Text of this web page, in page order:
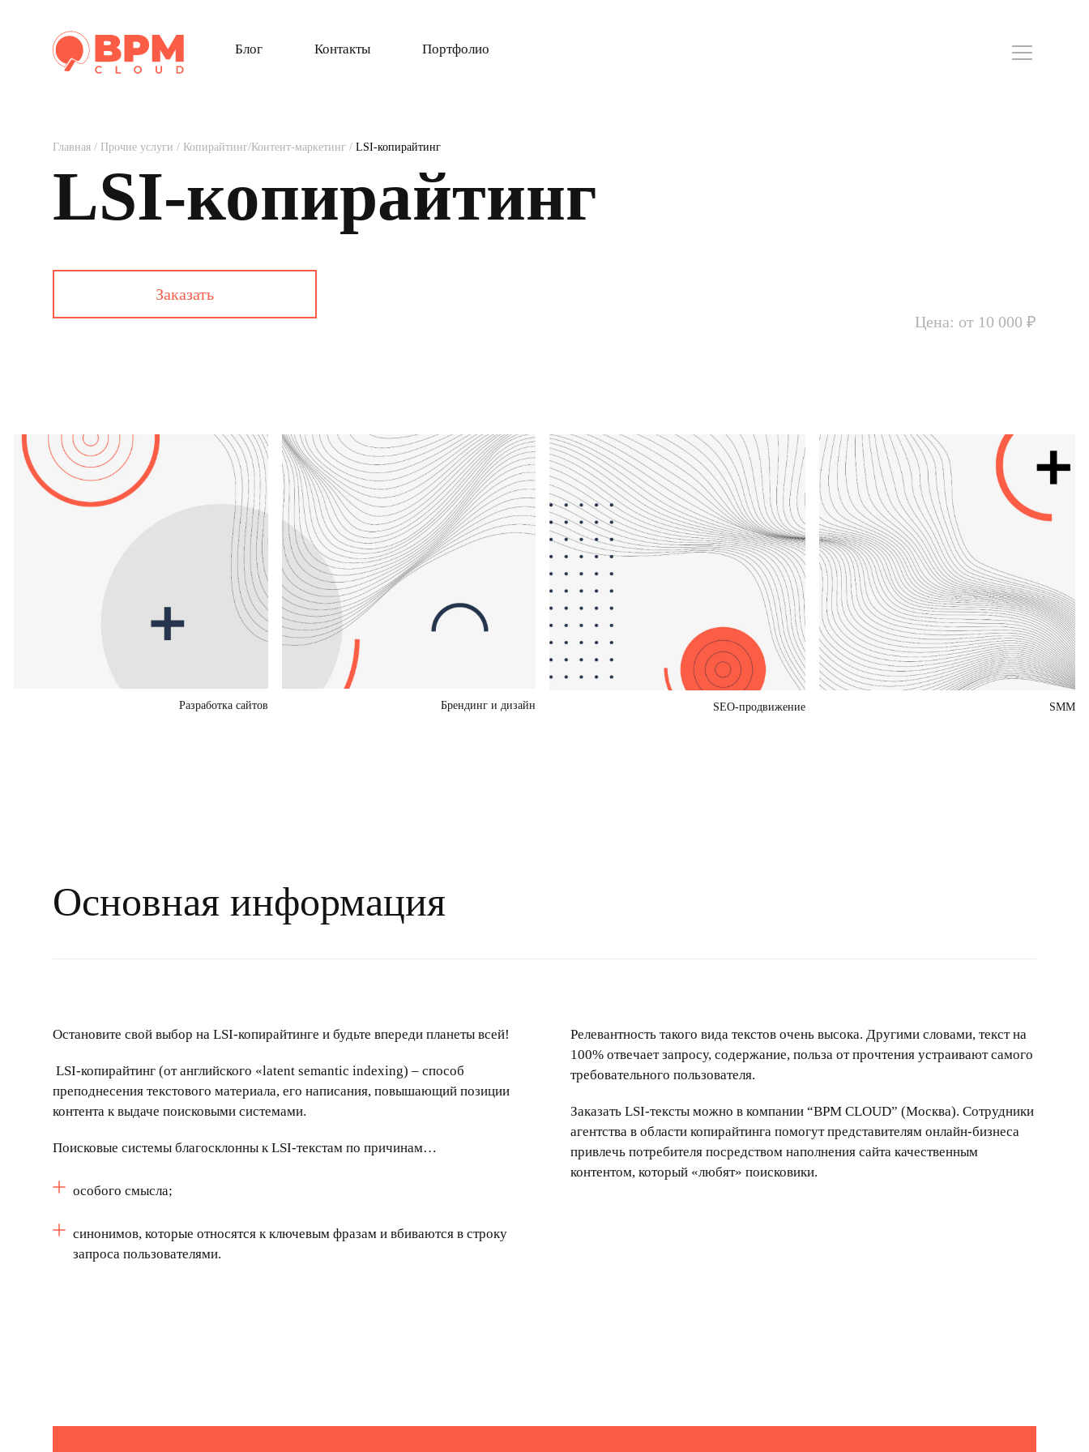
Блог Контакты Портфолио
Главная / Прочие услуги / Копирайтинг/Контент-маркетинг / LSI-копирайтинг
LSI-копирайтинг
Заказать
Цена: от 10 000 ₽
Разработка сайтов Брендинг и дизайн SEO-продвижение SMM
Основная информация
Остановите свой выбор на LSI-копирайтинге и будьте впереди планеты всей!
LSI-копирайтинг (от английского «latent semantic indexing) – способ
преподнесения текстового материала, его написания, повышающий позиции
контента к выдаче поисковыми системами.
Поисковые системы благосклонны кLSI-текстам по причинам…
особого смысла;
синонимов, которые относятся к ключевым фразам и вбиваются в строку
запроса пользователями.
Релевантность такого вида текстов очень высока. Другими словами, текст на
100% отвечает запросу, содержание, польза от прочтения устраивают самого
требовательного пользователя.
Заказать LSI-тексты можно в компании “BPM CLOUD” (Москва). Сотрудники
агентства в области копирайтинга помогут представителям онлайн-бизнеса
привлечь потребителя посредством наполнения сайта качественным
контентом, который «любят» поисковики.